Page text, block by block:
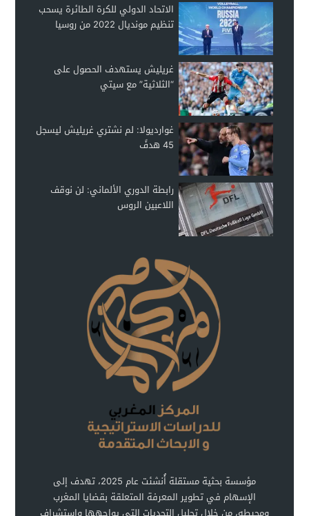
الاتحاد الدولي للكرة الطائرة يسحب
تنظيم مونديال 2022 من روسيا
غريليش يستهدف الحصول على
“الثلاثية” مع سيتي
غوارديولا: لم نشتري غريليش ليسجل
45 هدفً
رابطة الدوري الألماني: لن نوقف
اللاعبين الروس
مؤسسة بحثية مستقلة أُنشئت عام 2025، تهدف إلى
الإسهام في تطوير المعرفة المتعلقة بقضايا المغرب
ومحيطه، من خلال تحليل التحديات التي يواجهها واستشراف